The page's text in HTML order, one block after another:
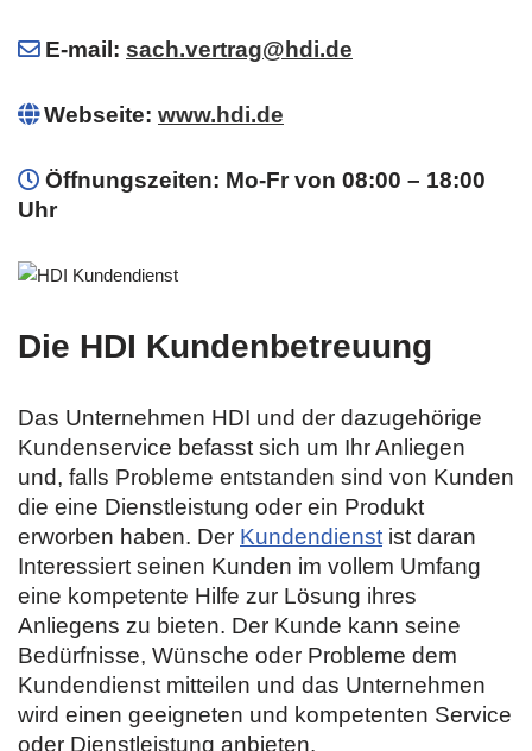
E-mail: sach.vertrag@hdi.de
Webseite: www.hdi.de
Öffnungszeiten: Mo-Fr von 08:00 – 18:00
Uhr
Die HDI Kundenbetreuung
Das Unternehmen HDI und der dazugehörige
Kundenservice befasst sich um Ihr Anliegen
und, falls Probleme entstanden sind von Kunden
die eine Dienstleistung oder ein Produkt
erworben haben. Der Kundendienst ist daran
Interessiert seinen Kunden im vollem Umfang
eine kompetente Hilfe zur Lösung ihres
Anliegens zu bieten. Der Kunde kann seine
Bedürfnisse, Wünsche oder Probleme dem
Kundendienst mitteilen und das Unternehmen
wird einen geeigneten und kompetenten Service
oder Dienstleistung anbieten.